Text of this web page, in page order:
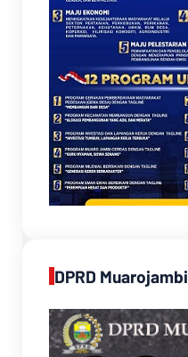
DPRD Muarojambi